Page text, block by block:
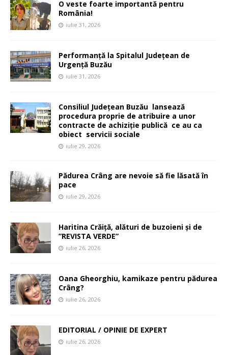
O veste foarte importantă pentru
România!
iulie 31, 2026
Performanță la Spitalul Județean de
Urgență Buzău
iulie 31, 2026
Consiliul Județean Buzău lansează
procedura proprie de atribuire a unor
contracte de achiziție publică ce au ca
obiect servicii sociale
iulie 29, 2026
Pădurea Crâng are nevoie să fie lăsată în
pace
iulie 29, 2026
Haritina Crăiță, alături de buzoieni și de
”REVISTA VERDE”
iulie 26, 2026
Oana Gheorghiu, kamikaze pentru pădurea
Crâng?
iulie 26, 2026
EDITORIAL / OPINIE DE EXPERT
iulie 26, 2026